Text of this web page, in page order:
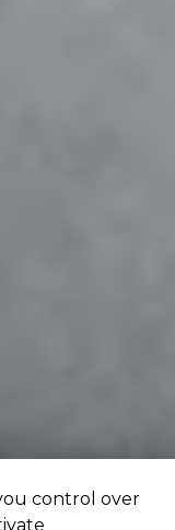
control over